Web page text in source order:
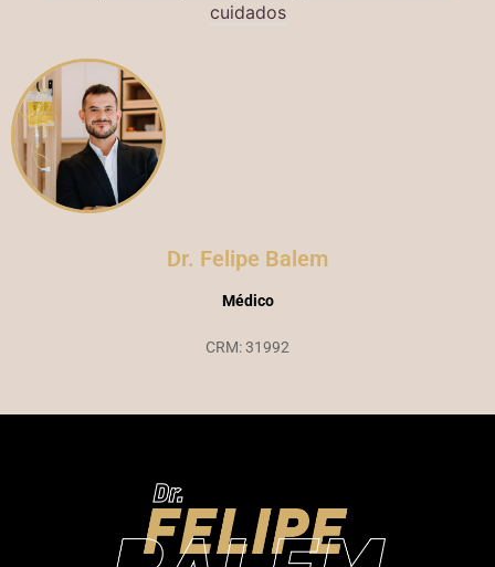
cuidados
Dr. Felipe Balem
Médico
CRM: 31992